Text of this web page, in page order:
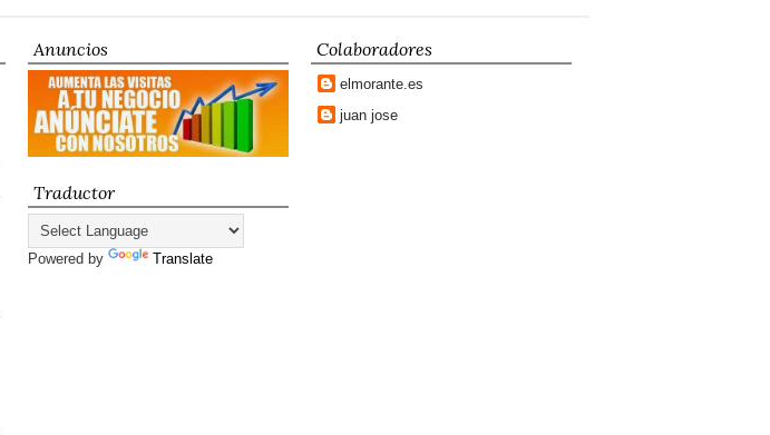
Anuncios
Traductor
Powered by Translate
Colaboradores
elmorante.es
juan jose